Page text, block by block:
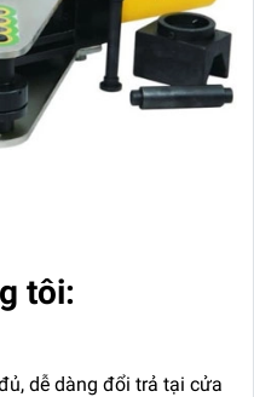
tôi:
dễ dàng đổi trả tại cửa